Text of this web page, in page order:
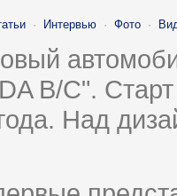
· Интервью · Фото ·
B/C".
Над